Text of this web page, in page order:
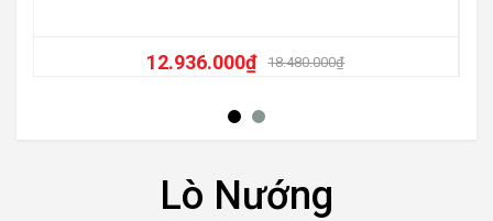
18.480.000₫
12.936.000₫
Lò Nướng